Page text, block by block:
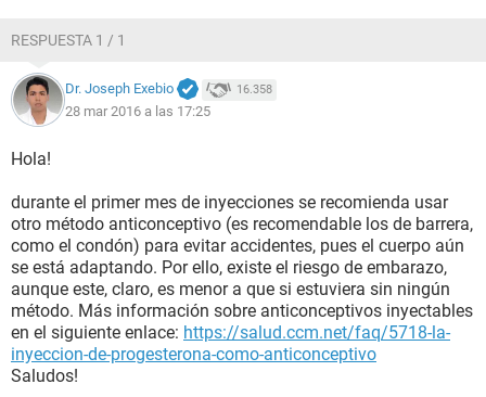
RESPUESTA 1 / 1
Dr. Joseph Exebio 16.358
28 mar 2016 a las 17:25
Hola!
durante el primer mes de inyecciones se recomienda usar
otro método anticonceptivo (es recomendable los de barrera,
como el condón) para evitar accidentes, pues el cuerpo aún
se está adaptando. Por ello, existe el riesgo de embarazo,
aunque este, claro, es menor a que si estuviera sin ningún
método. Más información sobre anticonceptivos inyectables
en el siguiente enlace: https://salud.ccm.net/faq/5718-la-
inyeccion-de-progesterona-como-anticonceptivo
Saludos!